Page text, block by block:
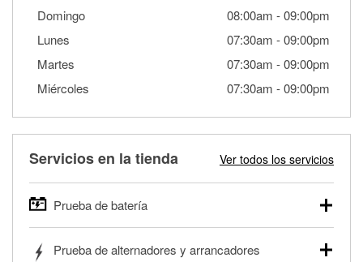
Domingo
08:00am -09:00pm
Lunes
07:30am -09:00pm
Martes
07:30am -09:00pm
Miércoles
07:30am -09:00pm
Servicios en la tienda Ver todos los servicios
Prueba de batería
autos, camionetas, SUVs, vehículos comerciales y
Prueba de alternadores y arrancadores